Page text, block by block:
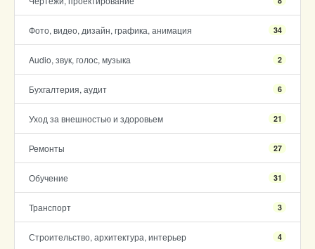
Фото, видео, дизайн, графика, анимация 34
Audio, звук, голос, музыка 2
Бухгалтерия, аудит 6
Уход за внешностью и здоровьем 21
Ремонты 27
Обучение 31
Транспорт 3
Строительство, архитектура, интерьер 4